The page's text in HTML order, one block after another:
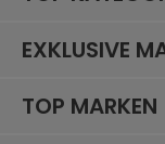
EXKLUSIVE
TOP MARKEN